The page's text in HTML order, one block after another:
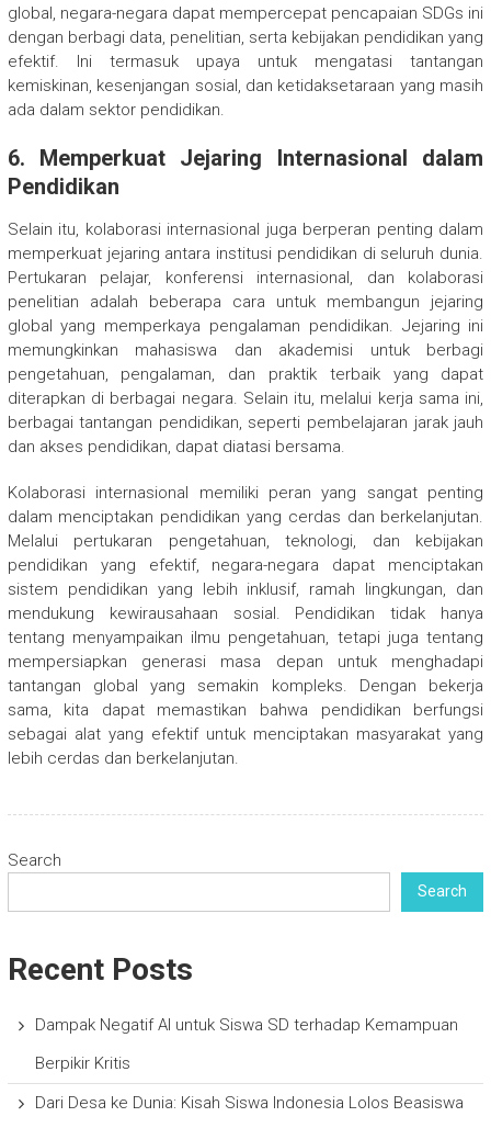
global, negara-negara dapat mempercepat pencapaian SDGs ini
dengan berbagi data, penelitian, serta kebijakan pendidikan yang
efektif. Ini termasuk upaya untuk mengatasi tantangan
kemiskinan, kesenjangan sosial, dan ketidaksetaraan yang masih
ada dalam sektor pendidikan.
6. Memperkuat Jejaring Internasional dalam
Pendidikan
Selain itu, kolaborasi internasional juga berperan penting dalam
memperkuat jejaring antara institusi pendidikan di seluruh dunia.
Pertukaran pelajar, konferensi internasional, dan kolaborasi
penelitian adalah beberapa cara untuk membangun jejaring
global yang memperkaya pengalaman pendidikan. Jejaring ini
memungkinkan mahasiswa dan akademisi untuk berbagi
pengetahuan, pengalaman, dan praktik terbaik yang dapat
diterapkan di berbagai negara. Selain itu, melalui kerja sama ini,
berbagai tantangan pendidikan, seperti pembelajaran jarak jauh
dan akses pendidikan, dapat diatasi bersama.
Kolaborasi internasional memiliki peran yang sangat penting
dalam menciptakan pendidikan yang cerdas dan berkelanjutan.
Melalui pertukaran pengetahuan, teknologi, dan kebijakan
pendidikan yang efektif, negara-negara dapat menciptakan
sistem pendidikan yang lebih inklusif, ramah lingkungan, dan
mendukung kewirausahaan sosial. Pendidikan tidak hanya
tentang menyampaikan ilmu pengetahuan, tetapi juga tentang
mempersiapkan generasi masa depan untuk menghadapi
tantangan global yang semakin kompleks. Dengan bekerja
sama, kita dapat memastikan bahwa pendidikan berfungsi
sebagai alat yang efektif untuk menciptakan masyarakat yang
lebih cerdas dan berkelanjutan.
Search
Search
Recent Posts
Dampak Negatif AI untuk Siswa SD terhadap Kemampuan
Berpikir Kritis
Dari Desa ke Dunia: Kisah Siswa Indonesia Lolos Beasiswa